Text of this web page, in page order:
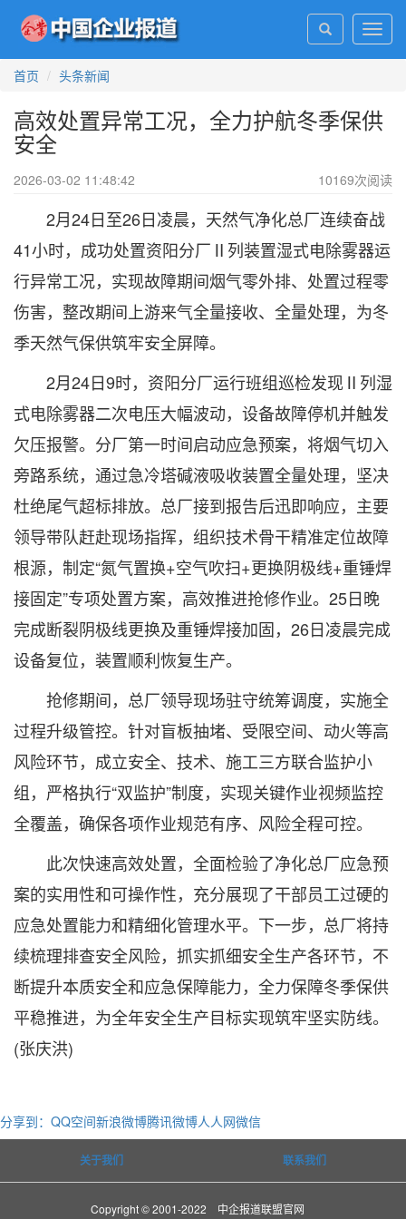
首页
头条新闻
高效处置异常工况，全力护航冬季保供
安全
2026-03-02 11:48:42 10169次阅读
2月24日至26日凌晨，天然气净化总厂连续奋战
41小时，成功处置资阳分厂Ⅱ列装置湿式电除雾器运
行异常工况，实现故障期间烟气零外排、处置过程零
伤害，整改期间上游来气全量接收、全量处理，为冬
季天然气保供筑牢安全屏障。
2月24日9时，资阳分厂运行班组巡检发现Ⅱ列湿
式电除雾器二次电压大幅波动，设备故障停机并触发
欠压报警。分厂第一时间启动应急预案，将烟气切入
旁路系统，通过急冷塔碱液吸收装置全量处理，坚决
杜绝尾气超标排放。总厂接到报告后迅即响应，主要
领导带队赶赴现场指挥，组织技术骨干精准定位故障
根源，制定“氮气置换+空气吹扫+更换阴极线+重锤焊
接固定”专项处置方案，高效推进抢修作业。25日晚
完成断裂阴极线更换及重锤焊接加固，26日凌晨完成
设备复位，装置顺利恢复生产。
抢修期间，总厂领导现场驻守统筹调度，实施全
过程升级管控。针对盲板抽堵、受限空间、动火等高
风险环节，成立安全、技术、施工三方联合监护小
组，严格执行“双监护”制度，实现关键作业视频监控
全覆盖，确保各项作业规范有序、风险全程可控。
此次快速高效处置，全面检验了净化总厂应急预
案的实用性和可操作性，充分展现了干部员工过硬的
应急处置能力和精细化管理水平。下一步，总厂将持
续梳理排查安全风险，抓实抓细安全生产各环节，不
断提升本质安全和应急保障能力，全力保障冬季保供
平稳推进，为全年安全生产目标实现筑牢坚实防线。
(张庆洪)
分享到： QQ空间新浪微博腾讯微博人人网微信
关于我们 联系我们
Copyright © 2001-2022 中企报道联盟官网